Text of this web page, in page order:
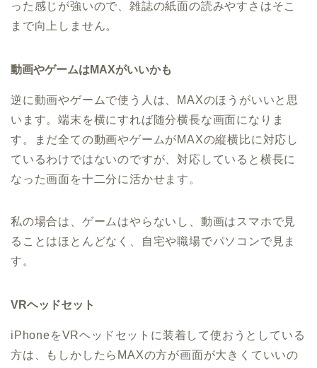
った感じが強いので、雑誌の紙面の読みやすさはそこ
まで向上しません。
動画やゲームはMAXがいいかも
逆に動画やゲームで使う人は、MAXのほうがいいと思
います。端末を横にすれば随分横長な画面になりま
す。まだ全ての動画やゲームがMAXの縦横比に対応し
ているわけではないのですが、対応していると横長に
なった画面を十二分に活かせます。
私の場合は、ゲームはやらないし、動画はスマホで見
ることはほとんどなく、自宅や職場でパソコンで見ま
す。
VRヘッドセット
iPhoneをVRヘッドセットに装着して使おうとしている
方は、もしかしたらMAXの方が画面が大きくていいの